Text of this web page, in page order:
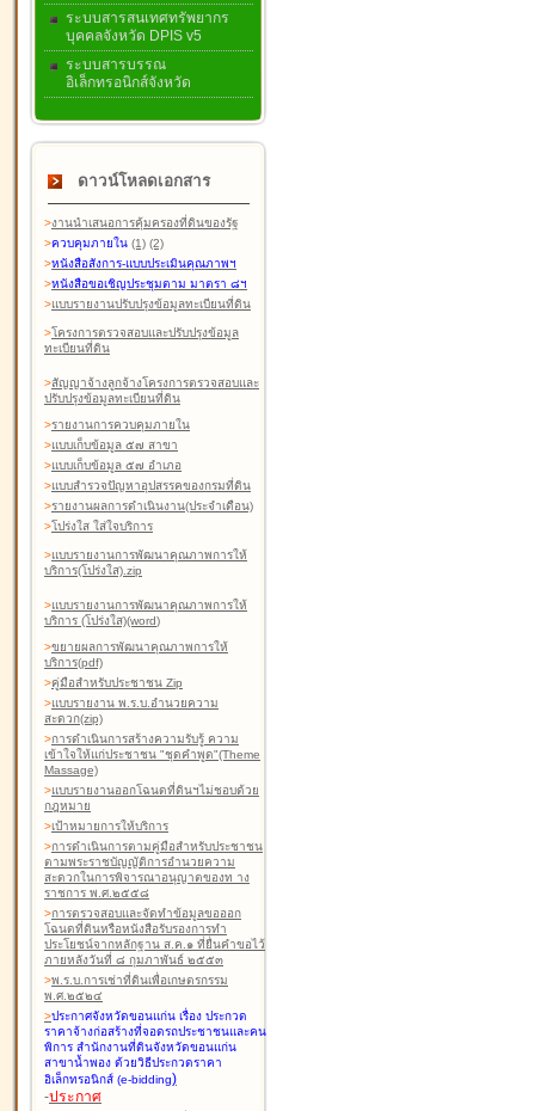
ระบบสารสนเทศทรัพยากร
บุคคลจังหวัด DPIS v5
ระบบสารบรรณ
อิเล็กทรอนิกส์จังหวัด
ดาวน์โหลดเอกสาร
>งานนำเสนอการคุ้มครองที่ดินของรัฐ
>ควบคุมภายใน (1) (2)
>หนังสือสังการ-แบบประเมินคุณภาพฯ
>หนังสือขอเชิญประชุมตาม มาตรา ๘ฯ
>แบบรายงานปรับปรุงข้อมูลทะเบียนที่ดิน
>โครงการตรวจสอบและปรับปรุงข้อมูล
ทะเบียนที่ดิน
>สัญญาจ้างลูกจ้างโครงการตรวจสอบและ
ปรับปรุงข้อมูลทะเบียนที่ดิน
>รายงานการควบคุมภายใน
>แบบเก็บข้อมูล ๕๗ สาขา
>แบบเก็บข้อมูล ๕๗ อำเภอ
>แบบสำรวจปัญหาอุปสรรคของกรมที่ดิน
>รายงานผลการดำเนินงาน(ประจำเดือน)
>โปร่งใส ใส่ใจบริการ
>แบบรายงานการพัฒนาคุณภาพการให้
บริการ(โปร่งใส).zip
>แบบรายงานการพัฒนาคุณภาพการให้
บริการ (โปร่งใส)(word)
>ขยายผลการพัฒนาคุณภาพการให้
บริการ(pdf)
>คู่มือสำหรับประชาชน Zip
>แบบรายงาน พ.ร.บ.อำนวยความ
สะดวก(zip)
>การดำเนินการสร้างความรับรู้ ความ
เข้าใจให้แก่ประชาชน "ชุดคำพูด"(Theme
Massage)
>แบบรายงานออกโฉนดที่ดินฯไม่ชอบด้วย
กฎหมาย
>เป้าหมายการให้บริการ
>การดำเนินการตามคู่มือสำหรับประชาชน
ตามพระราชบัญญัติการอำนวยความ
สะดวกในการพิจารณาอนุญาตของท าง
ราชการ พ.ศ.๒๕๕๘
>การตรวจสอบและจัดทำข้อมูลขอออก
โฉนดที่ดินหรือหนังสือรับรองการทำ
ประโยชน์จากหลักฐาน ส.ค.๑ ที่ยื่นคำขอไว้
ภายหลังวันที่ ๘ กุมภาพันธ์ ๒๕๕๓
>พ.ร.บ.การเช่าที่ดินเพื่อเกษตรกรรม
พ.ศ.๒๕๒๔
>ประกาศจังหวัดขอนแก่น เรื่อง ประกวด
ราคาจ้างก่อสร้างที่จอดรถประชาชนและคน
พิการ สำนักงานที่ดินจังหวัดขอนแก่น
สาขาน้ำพอง ด้วยวิธีประกวดราคา
อิเล็กทรอนิกส์ (e-bidding)
-ประกาศ